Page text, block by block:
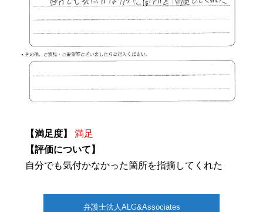
【満足度】
満足
【評価について】
自分でも気付かなかった箇所を指摘してくれた
弁護士法人ALG&Associates